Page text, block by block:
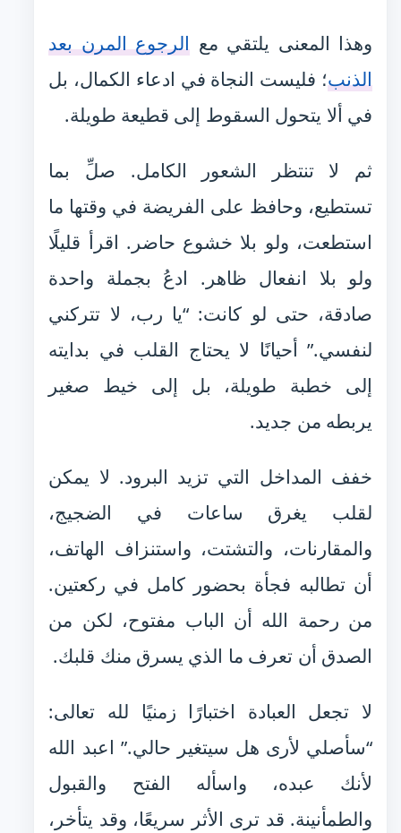
وهذا المعنى يلتقي مع الرجوع المرن بعد
الذنب؛ فليست النجاة في ادعاء الكمال، بل
في ألا يتحول السقوط إلى قطيعة طويلة.
ثم لا تنتظر الشعور الكامل. صلِّ بما
تستطيع، وحافظ على الفريضة في وقتها ما
استطعت، ولو بلا خشوع حاضر. اقرأ قليلًا
ولو بلا انفعال ظاهر. ادعُ بجملة واحدة
صادقة، حتى لو كانت: “يا رب، لا تتركني
لنفسي.” أحيانًا لا يحتاج القلب في بدايته
إلى خطبة طويلة، بل إلى خيط صغير
يربطه من جديد.
خفف المداخل التي تزيد البرود. لا يمكن
لقلب يغرق ساعات في الضجيج،
والمقارنات، والتشتت، واستنزاف الهاتف،
أن تطالبه فجأة بحضور كامل في ركعتين.
من رحمة الله أن الباب مفتوح، لكن من
الصدق أن تعرف ما الذي يسرق منك قلبك.
لا تجعل العبادة اختبارًا زمنيًا لله تعالى:
“سأصلي لأرى هل سيتغير حالي.” اعبد الله
لأنك عبده، واسأله الفتح والقبول
والطمأنينة. قد ترى الأثر سريعًا، وقد يتأخر،